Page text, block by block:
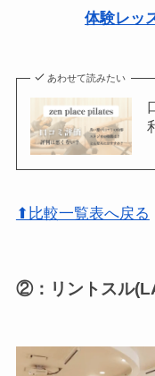
体験レッ
あわせて読みたい
⬆比較一覧表へ戻る
②：リントスル